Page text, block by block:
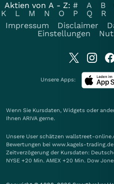
Aktien von A - Z: # A B
K
L M N O P Q R
Impressum
Disclaimer
Einstellungen
Unsere Apps:
Wenn Sie Kursdaten, Widgets oder
Ihnen ARIVA gerne.
Unsere User schätzen wallstreet-
Bewertungen bei www.kagels-trading.de
Zeitverzögerung der Kursdaten:
NYSE +20 Min. AMEX +20 Min. Dow